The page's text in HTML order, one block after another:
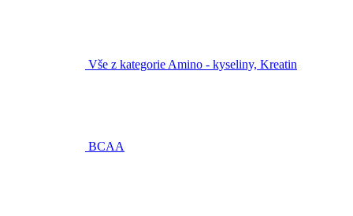
Vše z kategorie Amino - kyseliny, Kreatin
BCAA